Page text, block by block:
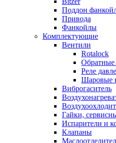
Поддон
Привода
Фанкойлы
Комплектующие
Вентили
Rotalock
Реле
Шаровые
Виброгаситель
Гайки,
Испарители и
Клапаны